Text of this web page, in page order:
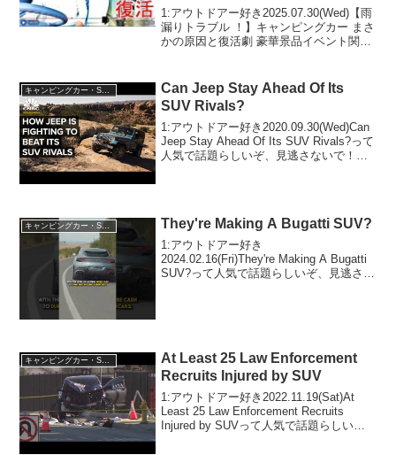
1220km走行の末に…
1:アウトドアー好き2025.07.30(Wed)【雨
漏りトラブル ！】キャンピングカー まさ
かの原因と復活劇 豪華景品イベント関東
ドアー好き2025.07.3...
キャンピングカー・SUV人気車種
Can Jeep Stay Ahead Of Its
SUV Rivals?
1:アウトドアー好き2020.09.30(Wed)Can
Jeep Stay Ahead Of Its SUV Rivals?って
人気で話題らしいぞ、見逃さないで！！
キャンピングカー・SUV人気車種 They're Making A Bugatti SUV?
1:アウトドアー好き
2024.02.16(Fri)They're Making A Bugatti
SUV?って人気で話題らしいぞ、見逃さな
キャンピングカー・SUV人気車種
At Least 25 Law Enforcement
Recruits Injured by SUV
1:アウトドアー好き2022.11.19(Sat)At
Least 25 Law Enforcement Recruits
Injured by SUVって人気で話題らしい